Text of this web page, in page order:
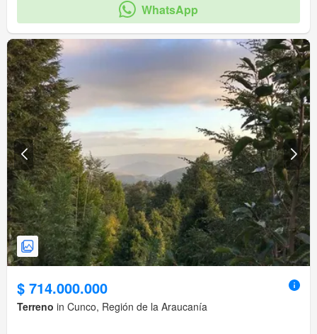
WhatsApp
$ 714.000.000
Terreno in Cunco, Región de la Araucanía